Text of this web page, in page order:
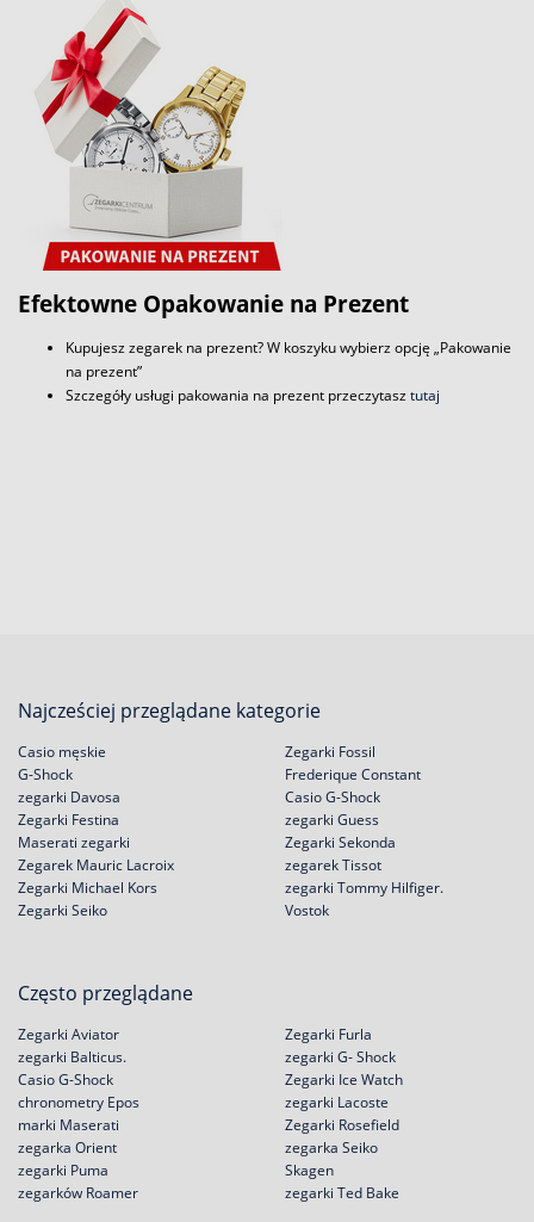
Efektowne Opakowanie na Prezent
Kupujesz zegarek na prezent? W koszyku wybierz opcję „Pakowanie
na prezent”
Szczegóły usługi pakowania na prezent przeczytasztutaj
Najcześciej przeglądane kategorie
Casio męskie
G-Shock
zegarki Davosa
Zegarki Festina
Zegarki Fossil
Frederique Constant
Casio G-Shock
zegarki Guess
Maserati zegarki
Zegarek Mauric Lacroix
Zegarki Michael Kors
Zegarki Seiko
Zegarki Sekonda
zegarek Tissot
zegarki Tommy Hilfiger.
Vostok
Często przeglądane
Zegarki Aviator
zegarki Balticus.
Casio G-Shock
chronometry Epos
Zegarki Furla
zegarki G- Shock
Zegarki Ice Watch
zegarki Lacoste
marki Maserati
zegarka Orient
zegarki Puma
zegarków Roamer
Zegarki Rosefield
zegarka Seiko
Skagen
zegarki Ted Bake